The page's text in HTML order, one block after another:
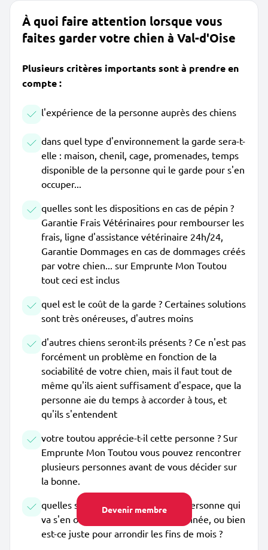
Devenir membre
À quoi faire attention lorsque vous
faites garder votre chien à Val-d'Oise
Plusieurs critères importants sont à prendre en
compte :
l'expérience de la personne auprès des chiens
dans quel type d'environnement la garde sera-t-
elle : maison, chenil, cage, promenades, temps
disponible de la personne qui le garde pour s'en
occuper...
quelles sont les dispositions en cas de pépin ?
Garantie Frais Vétérinaires pour rembourser les
frais, ligne d'assistance vétérinaire 24h/24,
Garantie Dommages en cas de dommages créés
par votre chien... sur Emprunte Mon Toutou
tout ceci est inclus
quel est le coût de la garde ? Certaines solutions
sont très onéreuses, d'autres moins
d'autres chiens seront-ils présents ? Ce n'est pas
forcément un problème en fonction de la
sociabilité de votre chien, mais il faut tout de
même qu'ils aient suffisament d'espace, que la
personne aie du temps à accorder à tous, et
qu'ils s'entendent
votre toutou apprécie-t-il cette personne ? Sur
Emprunte Mon Toutou vous pouvez rencontrer
plusieurs personnes avant de vous décider sur
la bonne.
quelles sont les motivations de la personne qui
va s'en occuper ? Est-ce une passionnée, ou bien
est-ce juste pour arrondir les fins de mois ?